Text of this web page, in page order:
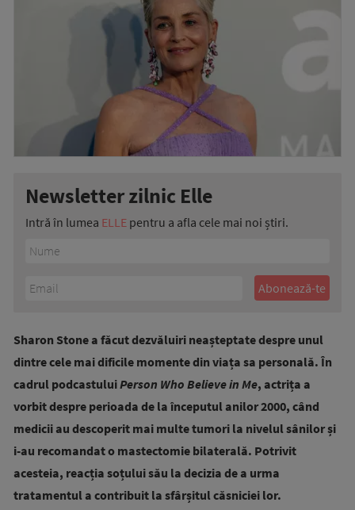
Newsletter zilnic Elle
Intră în lumea ELLE pentru a afla cele mai noi știri.
Sharon Stone a făcut dezvăluiri neașteptate despre unul
dintre cele mai dificile momente din viața sa personală. În
cadrul podcastuluiPerson Who Believe in Me, actrița a
vorbit despre perioada de la începutul anilor 2000, când
medicii au descoperit mai multe tumori la nivelul sânilor și
i-au recomandat o mastectomie bilaterală. Potrivit
acesteia, reacția soțului său la decizia de a urma
tratamentul a contribuit la sfârșitul căsniciei lor.